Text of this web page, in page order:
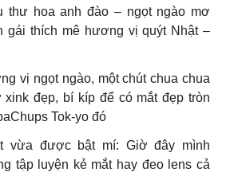
thư hoa anh đào – ngọt ngào mơ
gái thích mê hương vị quýt Nhật –
vị ngọt ngào, một chút chua chua
đẹp, bí kíp để có mắt đẹp tròn
Tok-yo đó
vừa được bật mí: Giờ đây mình
tập luyện kẻ mắt hay đeo lens cả